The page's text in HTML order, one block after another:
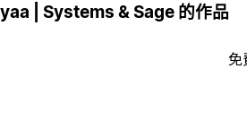
| Systems & Sage 的作品
免